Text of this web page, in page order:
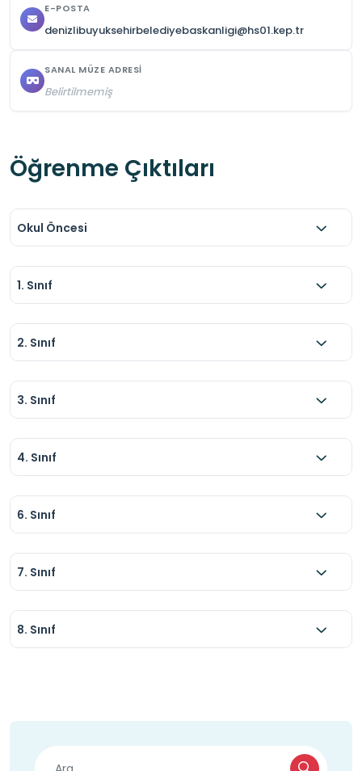
E-POSTA
denizlibuyuksehirbelediyebaskanligi@hs01.kep.tr
SANAL MÜZE ADRESI
Belirtilmemiş
Öğrenme Çıktıları
Okul Öncesi
1. Sınıf
2. Sınıf
3. Sınıf
4. Sınıf
6. Sınıf
7. Sınıf
8. Sınıf